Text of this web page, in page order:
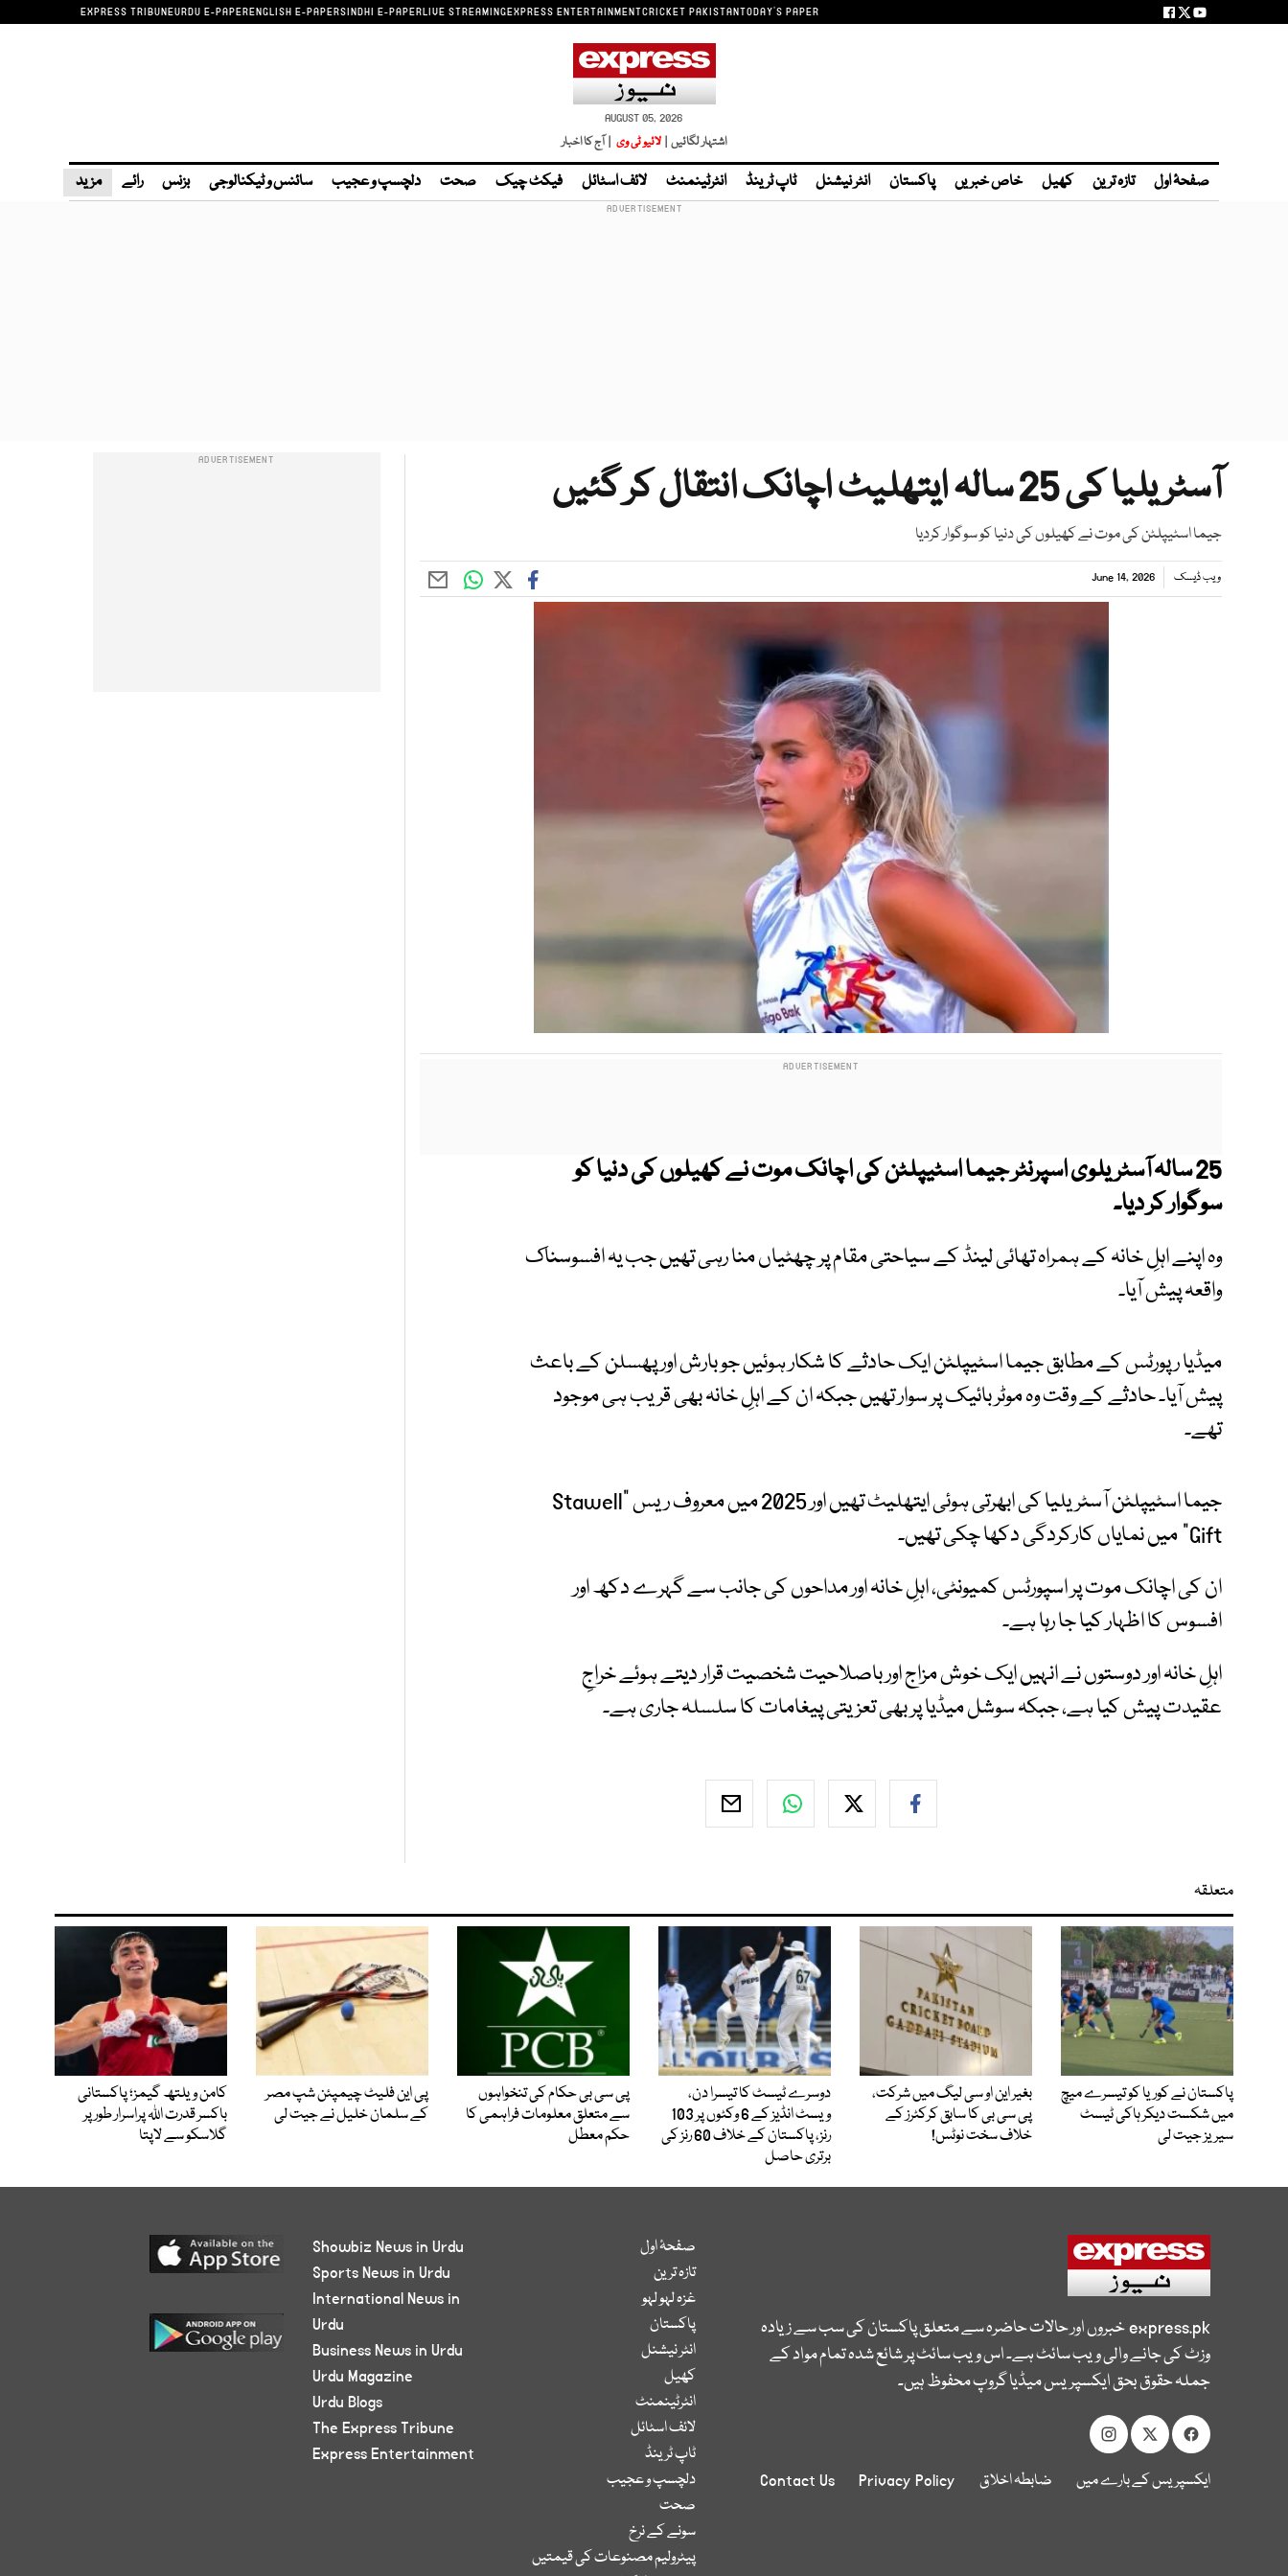
EXPRESS TRIBUNEURDU E-PAPERENGLISH E-PAPERSINDHI E-PAPERLIVE STREAMINGEXPRESS ENTERTAINMENTCRICKET PAKISTANTODAY'S PAPER
AUGUST 05, 2026
اشتہار لگائیں | لائیو ٹی وی | آج کا اخبار
صفحۂ اول تازہ ترین کھیل خاص خبریں پاکستان انٹر نیشنل ٹاپ ٹرینڈ انٹرٹینمنٹ لائف اسٹائل فیکٹ چیک صحت دلچسپ و عجیب سائنس و ٹیکنالوجی بزنس رائے مزید
آسٹریلیا کی 25 سالہ ایتھلیٹ اچانک انتقال کر گئیں
جیما اسٹیپلٹن کی موت نے کھیلوں کی دنیا کو سوگوار کردیا
ویب ڈیسک June 14, 2026
25 سالہ آسٹریلوی اسپرنٹر جیما اسٹیپلٹن کی اچانک موت نے کھیلوں کی دنیا کو
سوگوار کر دیا۔
وہ اپنے اہلِ خانہ کے ہمراہ تھائی لینڈ کے سیاحتی مقام پر چھٹیاں منا رہی تھیں جب یہ افسوسناک
واقعہ پیش آیا۔
میڈیا رپورٹس کے مطابق جیما اسٹیپلٹن ایک حادثے کا شکار ہوئیں جو بارش اور پھسلن کے باعث
پیش آیا۔ حادثے کے وقت وہ موٹر بائیک پر سوار تھیں جبکہ ان کے اہلِ خانہ بھی قریب ہی موجود
تھے۔
جیما اسٹیپلٹن آسٹریلیا کی ابھرتی ہوئی ایتھلیٹ تھیں اور 2025 میں معروف ریس “Stawell
Gift” میں نمایاں کارکردگی دکھا چکی تھیں۔
ان کی اچانک موت پر اسپورٹس کمیونٹی، اہلِ خانہ اور مداحوں کی جانب سے گہرے دکھ اور
افسوس کا اظہار کیا جا رہا ہے۔
اہلِ خانہ اور دوستوں نے انہیں ایک خوش مزاج اور باصلاحیت شخصیت قرار دیتے ہوئے خراجِ
عقیدت پیش کیا ہے، جبکہ سوشل میڈیا پر بھی تعزیتی پیغامات کا سلسلہ جاری ہے۔
متعلقہ
پاکستان نے کوریا کو تیسرے میچ
میں شکست دیکر ہاکی ٹیسٹ
سیریز جیت لی
بغیر این او سی لیگ میں شرکت،
پی سی بی کا سابق کرکٹرز کے
خلاف سخت نوٹس!
دوسرے ٹیسٹ کا تیسرا دن،
ویسٹ انڈیز کے 6 وکٹوں پر 103
رنز، پاکستان کے خلاف 60 رنز کی
برتری حاصل
پی سی بی حکام کی تنخواہوں
سے متعلق معلومات فراہمی کا
حکم معطل
پی این فلیٹ چیمپئن شپ مصر
کے سلمان خلیل نے جیت لی
کامن ویلتھ گیمز؛ پاکستانی
باکسر قدرت اللہ پراسرار طور پر
گلاسکو سے لاپتا
express.pkخبروں اور حالات حاضرہ سے متعلق پاکستان کی سب سے زیادہ
وزٹ کی جانے والی ویب سائٹ ہے۔ اس ویب سائٹ پر شائع شدہ تمام مواد کے
جملہ حقوق بحق ایکسپریس میڈیا گروپ محفوظ ہیں۔
ایکسپریس کے بارے میں ضابطہ اخلاق Privacy Policy
Contact Us
صفحۂ اول
تازہ ترین
غزہ لہو لہو
پاکستان
انٹر نیشنل
کھیل
انٹرٹینمنٹ
لائف اسٹائل
ٹاپ ٹرینڈ
دلچسپ و عجیب
صحت
سونے کے نرخ
پیٹرولیم مصنوعات کی قیمتیں
Showbiz News in Urdu
Sports News in Urdu
International News in
Urdu
Business News in Urdu
Urdu Magazine
Urdu Blogs
The Express Tribune
Express Entertainment